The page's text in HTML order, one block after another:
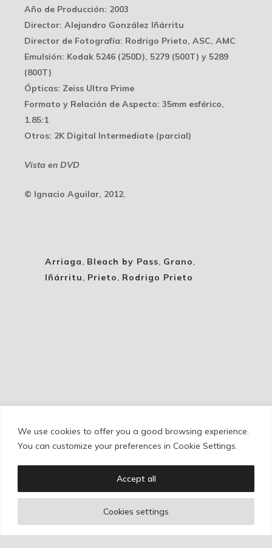
We use cookies to offer you a good browsing experience.
You can customize your preferences in Cookie Settings.
Cookies settings
Accept all
Año de Producción: 2003
Director: Alejandro González Iñárritu
Director de Fotografía: Rodrigo Prieto, ASC, AMC
Emulsión: Kodak 5246 (250D), 5279 (500T) y 5289
(800T)
Ópticas: Zeiss Ultra Prime
Formato y Relación de Aspecto: 35mm esférico,
1.85:1
Otros: 2K Digital Intermediate (parcial)
Vista en DVD
© Ignacio Aguilar, 2012.
Arriaga, Bleach by Pass, Grano,
Iñárritu, Prieto, Rodrigo Prieto
Cookie Policy/Privacy Policy /Legal Warning
Copyright © Ignacio Aguilar
Web development byBonzo Estudio